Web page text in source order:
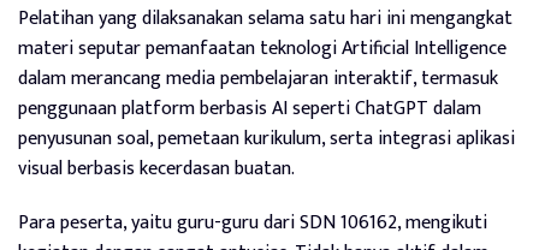
Pelatihan yang dilaksanakan selama satu hari ini mengangkat
materi seputar pemanfaatan teknologi Artificial Intelligence
dalam merancang media pembelajaran interaktif, termasuk
penggunaan platform berbasis AI seperti ChatGPT dalam
penyusunan soal, pemetaan kurikulum, serta integrasi aplikasi
visual berbasis kecerdasan buatan.
Para peserta, yaitu guru-guru dari SDN 106162, mengikuti